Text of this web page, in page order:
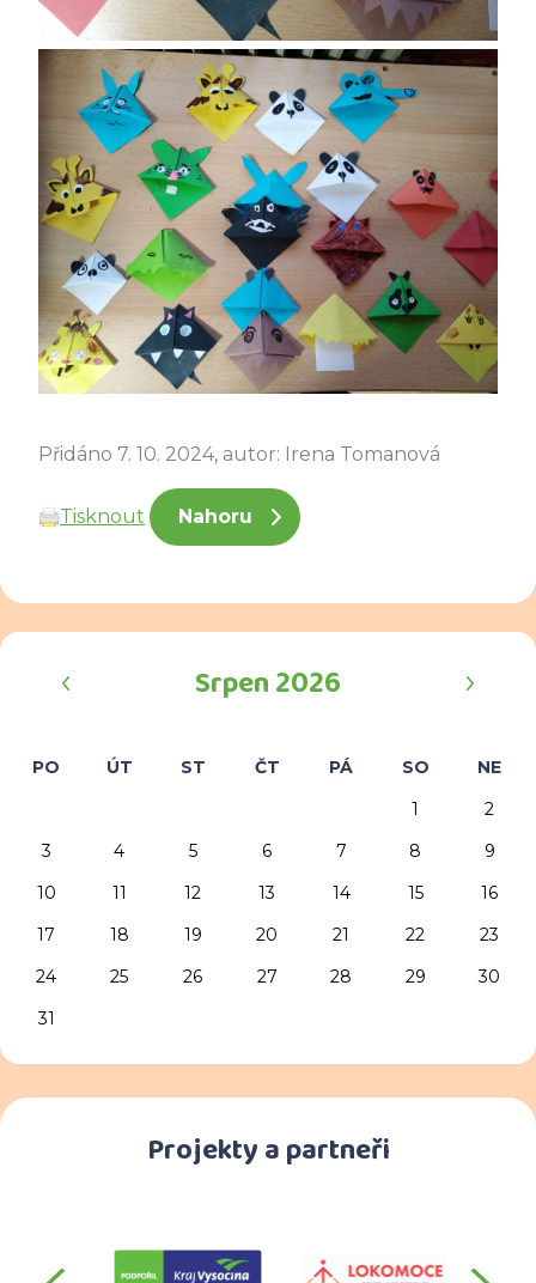
Přidáno 7. 10. 2024, autor: Irena Tomanová
Tisknout Nahoru
Srpen 2026
PO ÚT ST ČT PÁ SO
NE
1
2
3
4 5 6 7 8
9
10
11 12 13 14 15
16
17
18 19 20 21 22
23
24
25 26 27 28 29
30
31
Projekty a partneři